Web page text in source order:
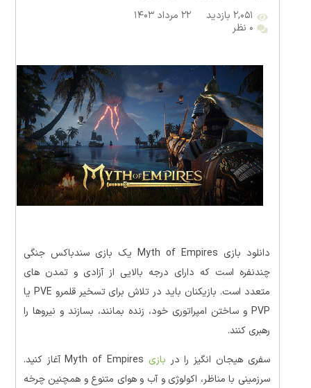
۲,۰۵۱ بازدید
۲۲ مرداد ۱۴۰۳
۰ نظر
دانلود بازی Myth of Empires یک بازی سندباکس جنگی
چندنفره است که دارای درجه بالایی از آزادی و تمدن های
متعدد است. بازیکنان باید در تلاش برای تسخیر قلمرو PVE یا
PVP و ساختن امپراتوری خود، زنده بمانند، بسازند و نیروها را
رهبری کنند.
سفری هیجان انگیز را در بازی
Myth of Empires آغاز کنید.
سرزمینی با مناظر، اکولوژی و آب و هوای متنوع و همچنین چرخه